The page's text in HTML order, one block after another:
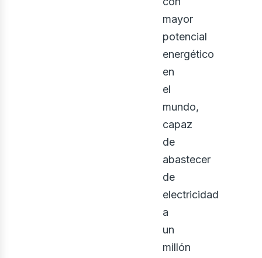
mayor
potencial
energético
en
el
mundo,
capaz
de
abastecer
de
electricidad
a
un
millón